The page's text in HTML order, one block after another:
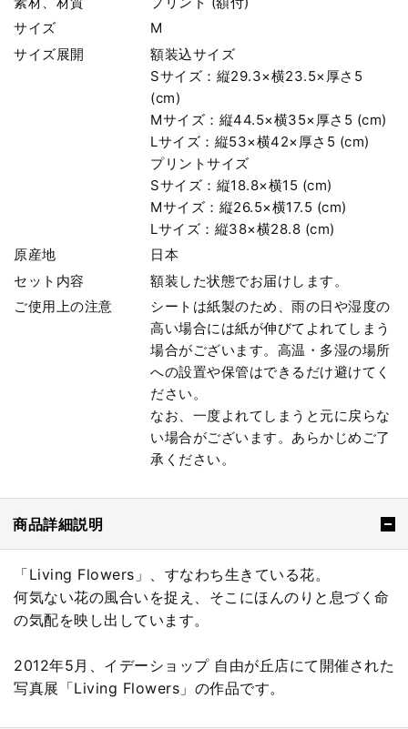
サイズ
M
サイズ展開
額装込サイズ
Sサイズ：縦29.3×横23.5×厚さ5
(cm)
Mサイズ：縦44.5×横35×厚さ5 (cm)
Lサイズ：縦53×横42×厚さ5 (cm)
プリントサイズ
Sサイズ：縦18.8×横15 (cm)
Mサイズ：縦26.5×横17.5 (cm)
Lサイズ：縦38×横28.8 (cm)
原産地
日本
セット内容
額装した状態でお届けします。
ご使用上の注意
シートは紙製のため、雨の日や湿度の
高い場合には紙が伸びてよれてしまう
場合がございます。高温・多湿の場所
への設置や保管はできるだけ避けてく
ださい。
なお、一度よれてしまうと元に戻らな
い場合がございます。あらかじめご了
承ください。
商品詳細説明
「Living Flowers」、すなわち生きている花。
何気ない花の風合いを捉え、そこにほんのりと息づく命
の気配を映し出しています。
2012年5月、イデーショップ 自由が丘店にて開催された
写真展「Living Flowers」の作品です。